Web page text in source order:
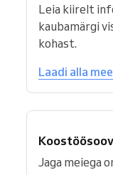
Leia kiirelt
kaubamärgi
kohast.
Laadi alla
Koostöösoov
Jaga meiega